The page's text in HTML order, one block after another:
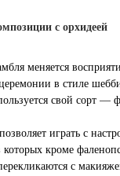
с орхидеей
меняется
в стиле
свой сорт
играть с
кроме
с